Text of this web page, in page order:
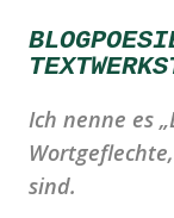
Ich nenne es
sind.